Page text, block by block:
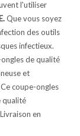
l'utiliser
Que vous soyez
des outils
infectieux.
de qualité
et
Ce coupe-ongles
qualité
Livraison en